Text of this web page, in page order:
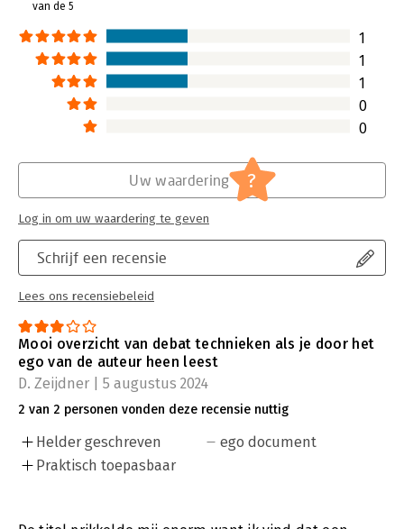
van de 5
1
1
1
0
0
Schrijf een recensie
Lees ons recensiebeleid
Uw waardering ?
Log in om uw waardering te geven
Mooi overzicht van debat technieken als je door het
ego van de auteur heen leest
D. Zeijdner | 5 augustus 2024
2 van 2 personen vonden deze recensie nuttig
Helder geschreven
Praktisch toepasbaar
ego document